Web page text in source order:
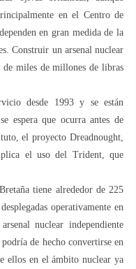
en el Centro de
en gran medida de la
Construir un arsenal nuclear
de miles de millones de libras
desde 1993 y se están
espera que ocurra antes de
el proyecto Dreadnought,
el uso del Trident, que
tiene alrededor de 225
operativamente en
nuclear independiente
de hecho convertirse en
ellos en el ámbito nuclear ya